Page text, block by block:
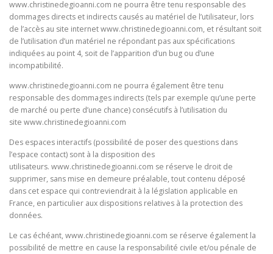
www.christinedegioanni.com ne pourra être tenu responsable des
dommages directs et indirects causés au matériel de l’utilisateur, lors
de l’accès au site internet www.christinedegioanni.com, et résultant soit
de l’utilisation d’un matériel ne répondant pas aux spécifications
indiquées au point 4, soit de l’apparition d’un bug ou d’une
incompatibilité.
www.christinedegioanni.com ne pourra également être tenu
responsable des dommages indirects (tels par exemple qu’une perte
de marché ou perte d’une chance) consécutifs à l’utilisation du
site www.christinedegioanni.com
Des espaces interactifs (possibilité de poser des questions dans
l’espace contact) sont à la disposition des
utilisateurs. www.christinedegioanni.com se réserve le droit de
supprimer, sans mise en demeure préalable, tout contenu déposé
dans cet espace qui contreviendrait à la législation applicable en
France, en particulier aux dispositions relatives à la protection des
données.
Le cas échéant, www.christinedegioanni.com se réserve également la
possibilité de mettre en cause la responsabilité civile et/ou pénale de